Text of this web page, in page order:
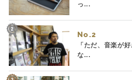
っ...
No.
「ただ、音楽が
な...